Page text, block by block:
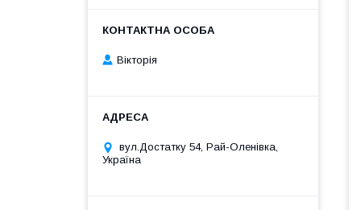
Вікторія
вул.Достатку 54, Рай-Оленівка,
Україна